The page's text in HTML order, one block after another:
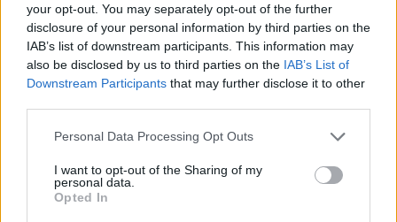
your opt-out. You may separately opt-out of the further
disclosure of your personal information by third parties on the
IAB’s list of downstream participants. This information may
also be disclosed by us to third parties on the IAB’s List of
Downstream Participants that may further disclose it to other
Personal Data Processing Opt Outs
I want to opt-out of the Sharing of my
personal data.
Opted In
Άρθρο Βαρουφάκη κατά των
“πιστωτών Λεβιάθαν” που κάνουν τη
ζωή των Ελλήνων “σύντομη”
Ο πρώην υπουργός Οικονομικών Γιάνης
Βαρουφάκης με άρθρο του υποστηρίζει ότι οι